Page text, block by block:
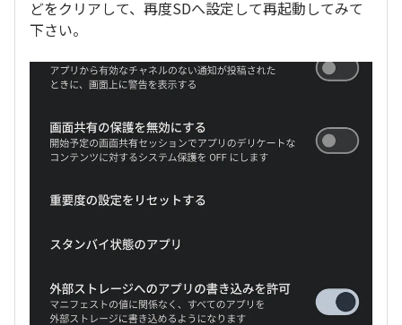
どをクリアして、再度SDへ設定して再起動してみて
下さい。